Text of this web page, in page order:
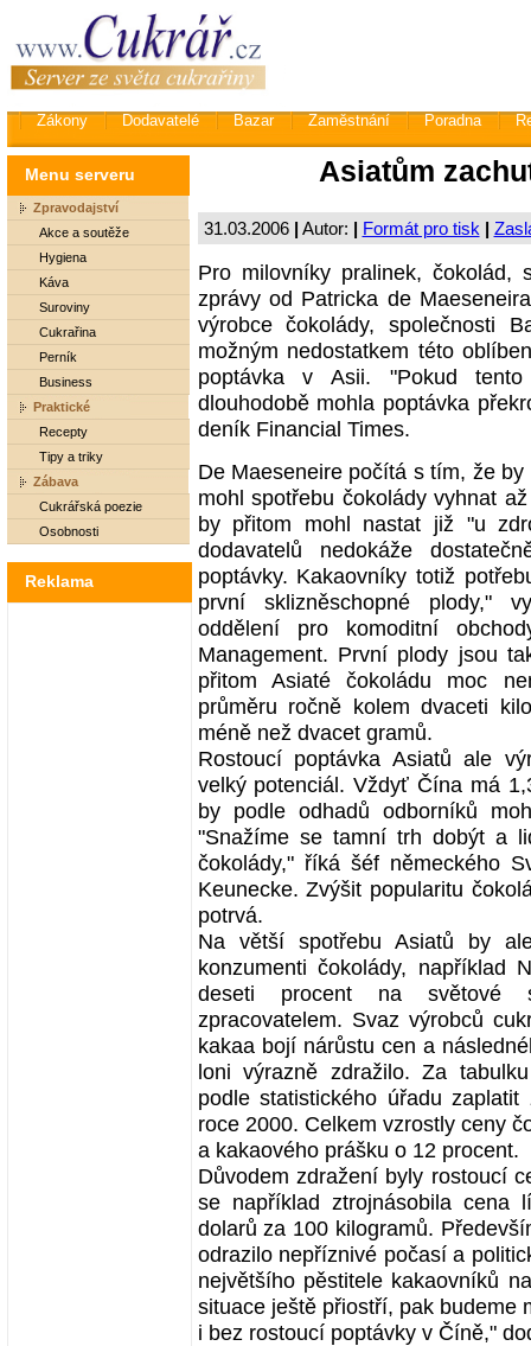
Zákony Dodavatelé Bazar Zaměstnání Poradna
Menu serveru
Zpravodajství
Akce a soutěže
Hygiena
Káva
Suroviny
Cukrařina
Perník
Business
Praktické
Recepty
Tipy a triky
Zábava
Cukrářská poezie
Osobnosti
Reklama
Asiatům
31.03.2006 | Autor: | Formát pro tisk |
Pro milovníky pralinek, čokolád,
zprávy od Patricka de
výrobce čokolády, společnosti
možným nedostatkem této
poptávka v Asii. "Pokud
dlouhodobě mohla poptávka
deník Financial Times.
De Maeseneire počítá s tím, že
mohl spotřebu čokolády vyhnat
by přitom mohl nastat již "u
dodavatelů nedokáže
poptávky. Kakaovníky totiž
první sklizněschopné plody,"
oddělení pro komoditní
Management. První plody jsou
přitom Asiaté čokoládu moc
průměru ročně kolem dvaceti
méně než dvacet gramů.
Rostoucí poptávka Asiatů ale
velký potenciál. Vždyť Čína má
by podle odhadů odborníků
"Snažíme se tamní trh dobýt a
čokolády," říká šéf německého
Keunecke. Zvýšit popularitu
potrvá.
Na větší spotřebu Asiatů by
konzumenti čokolády,
deseti procent na světové
zpracovatelem. Svaz výrobců
kakaa bojí nárůstu cen a
loni výrazně zdražilo. Za
podle statistického úřadu
roce 2000. Celkem vzrostly ceny
a kakaového prášku o 12 procent.
Důvodem zdražení byly rostoucí
se například ztrojnásobila cena
dolarů za 100 kilogramů.
odrazilo nepříznivé počasí a
největšího pěstitele kakaovníků
situace ještě přiostří, pak budeme
i bez rostoucí poptávky v Číně,"